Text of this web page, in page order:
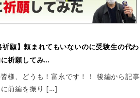
祈願】頼まれてもいないのに受験生の代わ
祈願してみ…
様、どうも！富永です！！ 後編から記事
に前編を振り […]